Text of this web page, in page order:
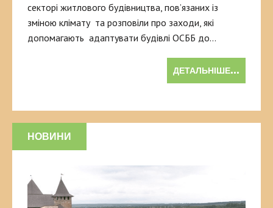
секторі житлового будівництва, пов’язаних із
зміною клімату та розповіли про заходи, які
допомагають адаптувати будівлі ОСББ до…
ДЕТАЛЬНІШЕ...
НОВИНИ